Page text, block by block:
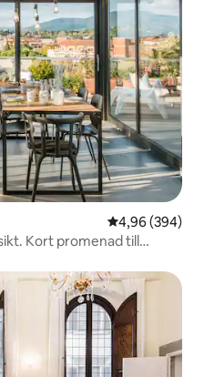
4,96 av 5 i
4,96 (394)
Kort promenad till